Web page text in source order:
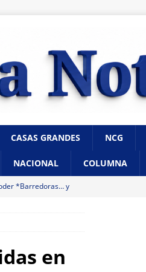
CASAS GRANDES NCG
NACIONAL COLUMNA
*Barredoras… y
fuerte operativo
de Fuerzaen